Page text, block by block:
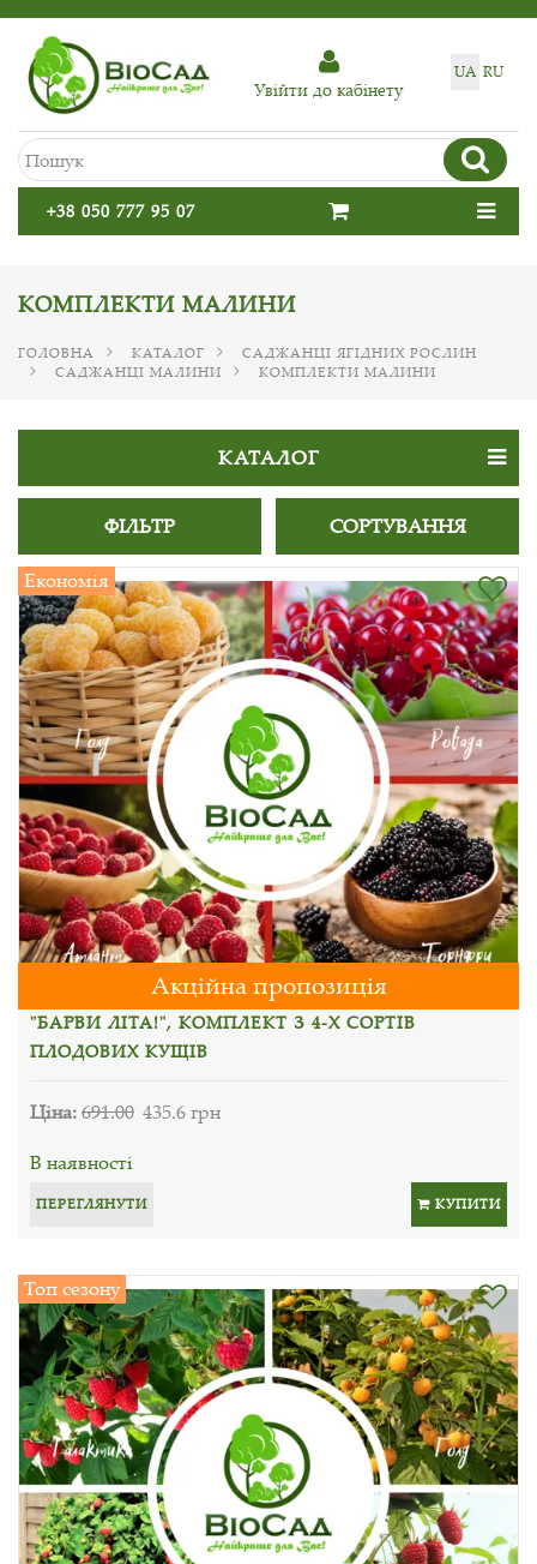
UA RU
Увiйти до кабiнету
+38 050 777 95 07
КОМПЛЕКТИ МАЛИНИ
ГОЛОВНА КАТАЛОГ
САДЖАНЦІ ЯГІДНИХ РОСЛИН
САДЖАНЦІ МАЛИНИ
КОМПЛЕКТИ МАЛИНИ
КАТАЛОГ
ФІЛЬТР СОРТУВАННЯ
Економія
Акційна пропозиція
"БАРВИ ЛІТА!", КОМПЛЕКТ З 4-Х СОРТІВ
ПЛОДОВИХ КУЩІВ
Ціна:691.00 435.6 грн
В наявності
ПЕРЕГЛЯНУТИ КУПИТИ
Топ сезону